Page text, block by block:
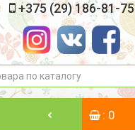
+375 (29) 186-81-75
: 0